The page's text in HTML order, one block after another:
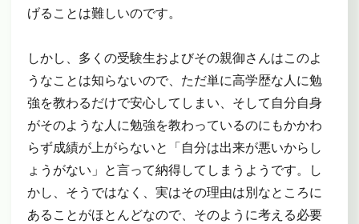
げることは難しいのです。
しかし、多くの受験生およびその親御さんはこのよ
うなことは知らないので、ただ単に高学歴な人に勉
強を教わるだけで安心してしまい、そして自分自身
がそのような人に勉強を教わっているのにもかかわ
らず成績が上がらないと「自分は出来が悪いからし
ょうがない」と言って納得してしまうようです。し
かし、そうではなく、実はその理由は別なところに
あることがほとんどなので、そのように考える必要